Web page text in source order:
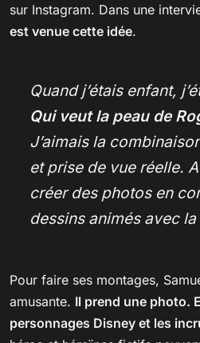
sur Instagram. Dans une
est venue cette idée.
Quand j’étais enfant,
Qui veut la peau de
J’aimais la
et prise de vue réelle.
créer des photos en
dessins animés avec
Pour faire ses montages,
amusante. Il prend une photo.
personnages Disney et les